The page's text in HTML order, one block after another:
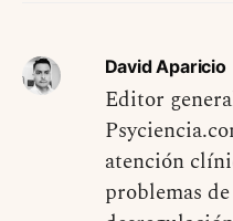
David Aparicio
Editor
atención
problemas